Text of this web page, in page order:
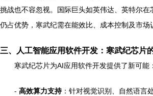
挑战也不容忽视。国际巨头如英伟达、英特尔在
仍占优势，寒武纪需在能效比、成本控制及市场
三、人工智能应用软件开发：寒武纪芯片
寒武纪芯片为AI应用软件开发提供了新可能：
- 高效算力支持：针对视觉识别、自然语言